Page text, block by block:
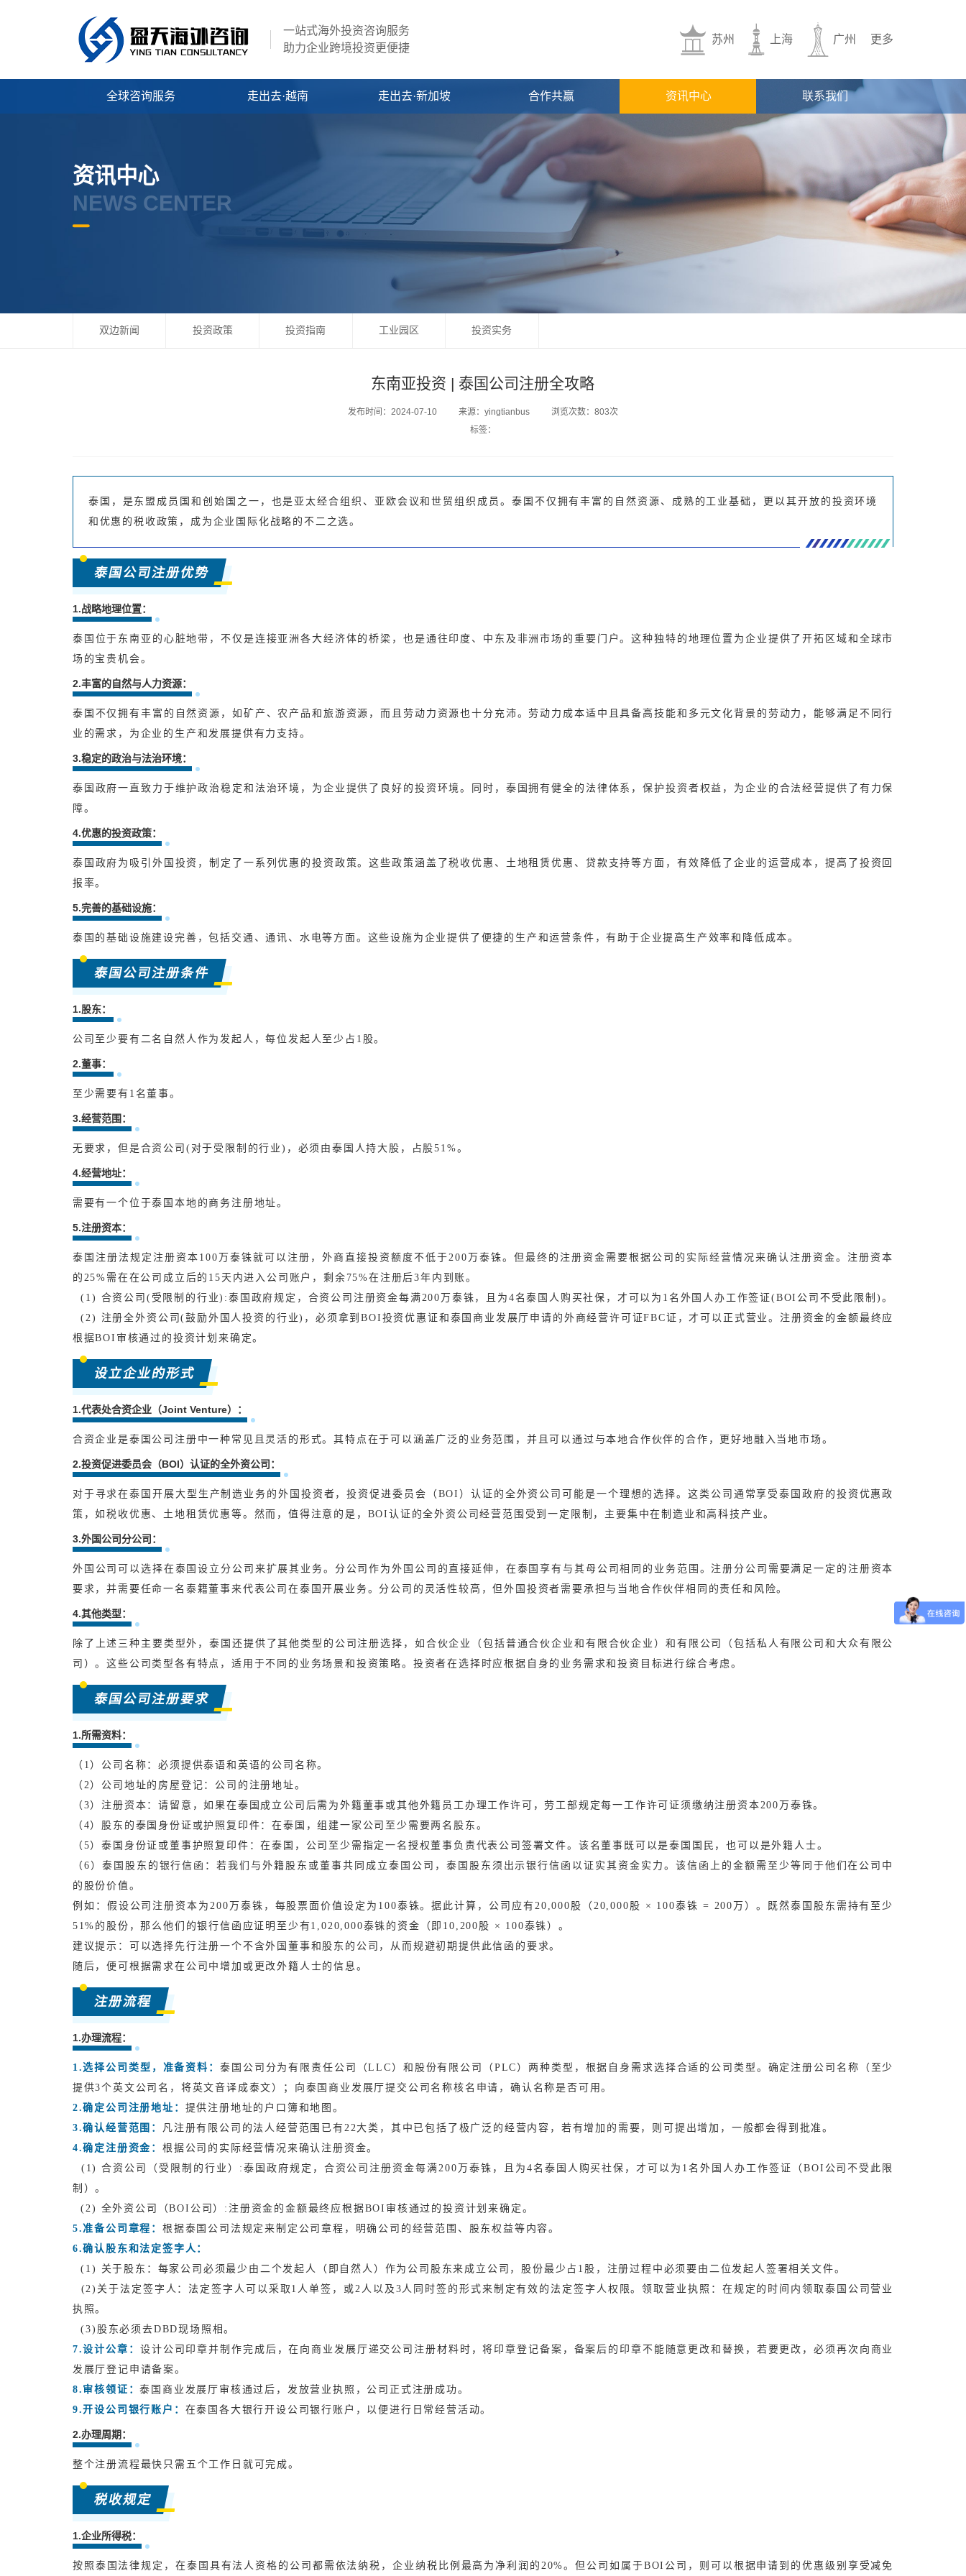
一站式海外投资咨询服务
助力企业跨境投资更便捷
苏州 上海 广州 更多
全球咨询服务 走出去·越南 走出去·新加坡 合作共赢 资讯中心 联系我们
资讯中心
NEWS CENTER
双边新闻 投资政策 投资指南 工业园区 投资实务
东南亚投资 | 泰国公司注册全攻略
发布时间：2024-07-10 来源：yingtianbus
浏览次数：803次
标签：
泰国，是东盟成员国和创始国之一，也是亚太经合组织、亚欧会议和世贸组织成员。泰国不仅拥有丰富的自然资源、成熟的工业基础，更以其开放的投资环境
和优惠的税收政策，成为企业国际化战略的不二之选。
泰国公司注册优势
1.战略地理位置：
泰国位于东南亚的心脏地带，不仅是连接亚洲各大经济体的桥梁，也是通往印度、中东及非洲市场的重要门户。这种独特的地理位置为企业提供了开拓区域和全球市
场的宝贵机会。
2.丰富的自然与人力资源：
泰国不仅拥有丰富的自然资源，如矿产、农产品和旅游资源，而且劳动力资源也十分充沛。劳动力成本适中且具备高技能和多元文化背景的劳动力，能够满足不同行
业的需求，为企业的生产和发展提供有力支持。
3.稳定的政治与法治环境：
泰国政府一直致力于维护政治稳定和法治环境，为企业提供了良好的投资环境。同时，泰国拥有健全的法律体系，保护投资者权益，为企业的合法经营提供了有力保
障。
4.优惠的投资政策：
泰国政府为吸引外国投资，制定了一系列优惠的投资政策。这些政策涵盖了税收优惠、土地租赁优惠、贷款支持等方面，有效降低了企业的运营成本，提高了投资回
报率。
5.完善的基础设施：
泰国的基础设施建设完善，包括交通、通讯、水电等方面。这些设施为企业提供了便捷的生产和运营条件，有助于企业提高生产效率和降低成本。
泰国公司注册条件
1.股东：
公司至少要有二名自然人作为发起人，每位发起人至少占1股。
2.董事：
至少需要有1名董事。
3.经营范围：
无要求，但是合资公司(对于受限制的行业)，必须由泰国人持大股，占股51%。
4.经营地址：
需要有一个位于泰国本地的商务注册地址。
5.注册资本：
泰国注册法规定注册资本100万泰铢就可以注册，外商直接投资额度不低于200万泰铢。但最终的注册资金需要根据公司的实际经营情况来确认注册资金。注册资本
的25%需在在公司成立后的15天内进入公司账户，剩余75%在注册后3年内到账。
(1) 合资公司(受限制的行业):泰国政府规定，合资公司注册资金每满200万泰铢，且为4名泰国人购买社保，才可以为1名外国人办工作签证(BOI公司不受此限制)。
(2) 注册全外资公司(鼓励外国人投资的行业)，必须拿到BOI投资优惠证和泰国商业发展厅申请的外商经营许可证FBC证，才可以正式营业。注册资金的金额最终应
根据BOI审核通过的投资计划来确定。
设立企业的形式
1.代表处合资企业（Joint Venture）：
合资企业是泰国公司注册中一种常见且灵活的形式。其特点在于可以涵盖广泛的业务范围，并且可以通过与本地合作伙伴的合作，更好地融入当地市场。
2.投资促进委员会（BOI）认证的全外资公司：
对于寻求在泰国开展大型生产制造业务的外国投资者，投资促进委员会（BOI）认证的全外资公司可能是一个理想的选择。这类公司通常享受泰国政府的投资优惠政
策，如税收优惠、土地租赁优惠等。然而，值得注意的是，BOI认证的全外资公司经营范围受到一定限制，主要集中在制造业和高科技产业。
3.外国公司分公司：
外国公司可以选择在泰国设立分公司来扩展其业务。分公司作为外国公司的直接延伸，在泰国享有与其母公司相同的业务范围。注册分公司需要满足一定的注册资本
要求，并需要任命一名泰籍董事来代表公司在泰国开展业务。分公司的灵活性较高，但外国投资者需要承担与当地合作伙伴相同的责任和风险。
4.其他类型：
除了上述三种主要类型外，泰国还提供了其他类型的公司注册选择，如合伙企业（包括普通合伙企业和有限合伙企业）和有限公司（包括私人有限公司和大众有限公
司）。这些公司类型各有特点，适用于不同的业务场景和投资策略。投资者在选择时应根据自身的业务需求和投资目标进行综合考虑。
泰国公司注册要求
1.所需资料：
（1）公司名称：必须提供泰语和英语的公司名称。
（2）公司地址的房屋登记：公司的注册地址。
（3）注册资本：请留意，如果在泰国成立公司后需为外籍董事或其他外籍员工办理工作许可，劳工部规定每一工作许可证须缴纳注册资本200万泰铢。
（4）股东的泰国身份证或护照复印件：在泰国，组建一家公司至少需要两名股东。
（5）泰国身份证或董事护照复印件：在泰国，公司至少需指定一名授权董事负责代表公司签署文件。 该名董事既可以是泰国国民，也可以是外籍人士。
（6）泰国股东的银行信函：若我们与外籍股东或董事共同成立泰国公司，泰国股东须出示银行信函以证实其资金实力。 该信函上的金额需至少等同于他们在公司中
的股份价值。
例如：假设公司注册资本为200万泰铢，每股票面价值设定为100泰铢。据此计算，公司应有20,000股（20,000股 × 100泰铢 = 200万）。
既然泰国股东需持有至少
51%的股份，那么他们的银行信函应证明至少有1,020,000泰铢的资金（即10,200股 × 100泰铢）。
建议提示：可以选择先行注册一个不含外国董事和股东的公司，从而规避初期提供此信函的要求。
随后，便可根据需求在公司中增加或更改外籍人士的信息。
注册流程
1.办理流程：
1.选择公司类型，准备资料：泰国公司分为有限责任公司（LLC）和股份有限公司（PLC）两种类型，根据自身需求选择合适的公司类型。确定注册公司名称（至少
提供3个英文公司名，将英文音译成泰文）；向泰国商业发展厅提交公司名称核名申请，确认名称是否可用。
2.确定公司注册地址： 提供注册地址的户口簿和地图。
3.确认经营范围： 凡注册有限公司的法人经营范围已有22大类，其中已包括了极广泛的经营内容，若有增加的需要，则可提出增加，一般都会得到批准。
4.确定注册资金：根据公司的实际经营情况来确认注册资金。
(1) 合资公司（受限制的行业）:泰国政府规定，合资公司注册资金每满200万泰铢，且为4名泰国人购买社保，才可以为1名外国人办工作签证（BOI公司不受此限
制）。
(2) 全外资公司（BOI公司）:注册资金的金额最终应根据BOI审核通过的投资计划来确定。
5. 准备公司章程：根据泰国公司法规定来制定公司章程，明确公司的经营范围、股东权益等内容。
6.确认股东和法定签字人：
(1) 关于股东：每家公司必须最少由二个发起人（即自然人）作为公司股东来成立公司，股份最少占1股，注册过程中必须要由二位发起人签署相关文件。
(2)关于法定签字人：法定签字人可以采取1人单签，或2人以及3人同时签的形式来制定有效的法定签字人权限。领取营业执照：在规定的时间内领取泰国公司营业
执照。
(3)股东必须去DBD现场照相。
7.设计公章： 设计公司印章并制作完成后，在向商业发展厅递交公司注册材料时，将印章登记备案，备案后的印章不能随意更改和替换，若要更改，必须再次向商业
发展厅登记申请备案。
8. 审核领证：泰国商业发展厅审核通过后，发放营业执照，公司正式注册成功。
9.开设公司银行账户： 在泰国各大银行开设公司银行账户，以便进行日常经营活动。
2.办理周期：
整个注册流程最快只需五个工作日就可完成。
税收规定
1.企业所得税：
按照泰国法律规定，在泰国具有法人资格的公司都需依法纳税，企业纳税比例最高为净利润的20%。但公司如属于BOI公司，则可以根据申请到的优惠级别享受减免